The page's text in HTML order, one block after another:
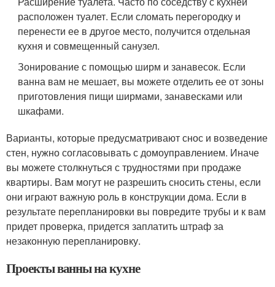
расположен туалет. Если сломать перегородку и
перенести ее в другое место, получится отдельная
кухня и совмещенный санузел.
Зонирование с помощью ширм и занавесок. Если
ванна вам не мешает, вы можете отделить ее от зоны
приготовления пищи ширмами, занавесками или
шкафами.
Варианты, которые предусматривают снос и возведение
стен, нужно согласовывать с домоуправлением. Иначе
вы можете столкнуться с трудностями при продаже
квартиры. Вам могут не разрешить сносить стены, если
они играют важную роль в конструкции дома. Если в
результате перепланировки вы повредите трубы и к вам
придет проверка, придется заплатить штраф за
незаконную перепланировку.
Проекты ванны на кухне